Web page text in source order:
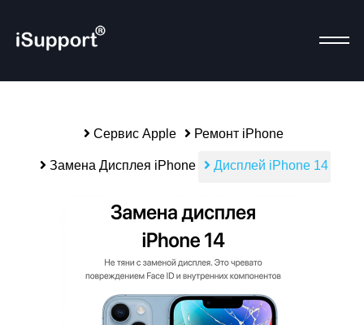
Сервис Apple Ремонт iPhone
Замена Дисплея iPhone Дисплей iPhone 14